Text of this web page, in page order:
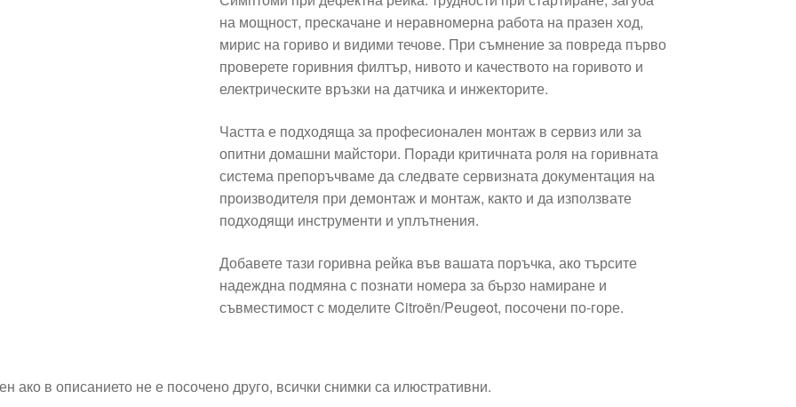
на мощност, прескачане и неравномерна работа на празен ход,
мирис на гориво и видими течове. При съмнение за повреда първо
проверете горивния филтър, нивото и качеството на горивото и
електрическите връзки на датчика и инжекторите.
Частта е подходяща за професионален монтаж в сервиз или за
опитни домашни майстори. Поради критичната роля на горивната
система препоръчваме да следвате сервизната документация на
производителя при демонтаж и монтаж, както и да използвате
подходящи инструменти и уплътнения.
Добавете тази горивна рейка във вашата поръчка, ако търсите
надеждна подмяна с познати номерa за бързо намиране и
съвместимост с моделите Citroën/Peugeot, посочени по‑горе.
ако в описанието не е посочено друго, всички снимки са илюстративни.